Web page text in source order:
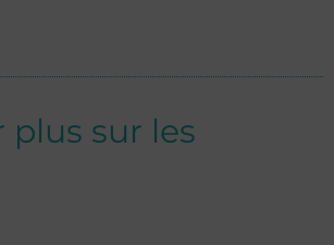
plus sur les